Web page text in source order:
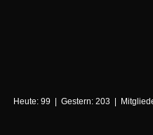
Heute: 99 | Gestern: 203 |